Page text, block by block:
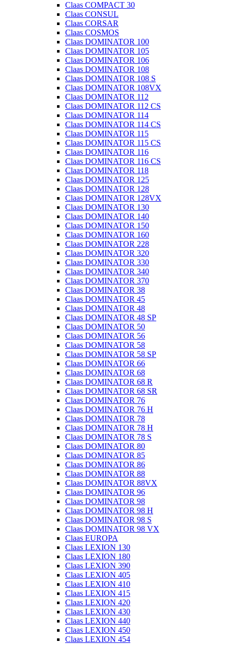
Claas COMPACT 30
Claas CONSUL
Claas CORSAR
Claas COSMOS
Claas DOMINATOR 100
Claas DOMINATOR 105
Claas DOMINATOR 106
Claas DOMINATOR 108
Claas DOMINATOR 108 S
Claas DOMINATOR 108VX
Claas DOMINATOR 112
Claas DOMINATOR 112 CS
Claas DOMINATOR 114
Claas DOMINATOR 114 CS
Claas DOMINATOR 115
Claas DOMINATOR 115 CS
Claas DOMINATOR 116
Claas DOMINATOR 116 CS
Claas DOMINATOR 118
Claas DOMINATOR 125
Claas DOMINATOR 128
Claas DOMINATOR 128VX
Claas DOMINATOR 130
Claas DOMINATOR 140
Claas DOMINATOR 150
Claas DOMINATOR 160
Claas DOMINATOR 228
Claas DOMINATOR 320
Claas DOMINATOR 330
Claas DOMINATOR 340
Claas DOMINATOR 370
Claas DOMINATOR 38
Claas DOMINATOR 45
Claas DOMINATOR 48
Claas DOMINATOR 48 SP
Claas DOMINATOR 50
Claas DOMINATOR 56
Claas DOMINATOR 58
Claas DOMINATOR 58 SP
Claas DOMINATOR 66
Claas DOMINATOR 68
Claas DOMINATOR 68 R
Claas DOMINATOR 68 SR
Claas DOMINATOR 76
Claas DOMINATOR 76 H
Claas DOMINATOR 78
Claas DOMINATOR 78 H
Claas DOMINATOR 78 S
Claas DOMINATOR 80
Claas DOMINATOR 85
Claas DOMINATOR 86
Claas DOMINATOR 88
Claas DOMINATOR 88VX
Claas DOMINATOR 96
Claas DOMINATOR 98
Claas DOMINATOR 98 H
Claas DOMINATOR 98 S
Claas DOMINATOR 98 VX
Claas EUROPA
Claas LEXION 130
Claas LEXION 180
Claas LEXION 390
Claas LEXION 405
Claas LEXION 410
Claas LEXION 415
Claas LEXION 420
Claas LEXION 430
Claas LEXION 440
Claas LEXION 450
Claas LEXION 454